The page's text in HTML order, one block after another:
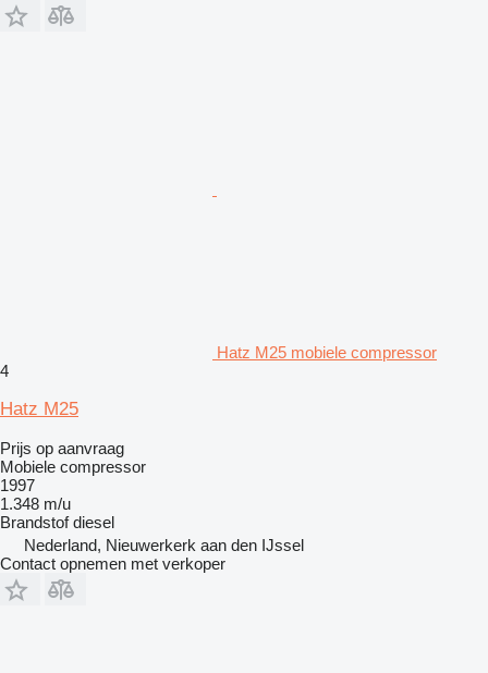
Hatz M25 mobiele compressor
4
Hatz M25
Prijs op aanvraag
Mobiele compressor
1997
1.348 m/u
Brandstof diesel
Nederland, Nieuwerkerk aan den IJssel
Contact opnemen met verkoper